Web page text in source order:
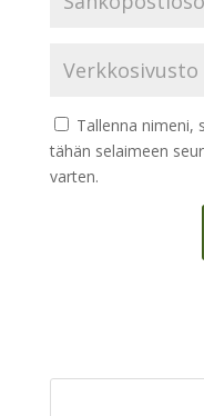
Tallenna nimeni,
tähän selaimeen
varten.